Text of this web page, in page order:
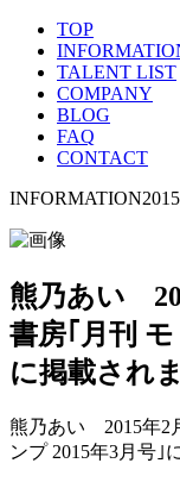
TOP
TALENT LIST
COMPANY
BLOG
FAQ
CONTACT
INFORMATION
熊乃あい
書房｢月刊
に掲載されま
熊乃あい 2015年2
ンプ 2015年3月号｣